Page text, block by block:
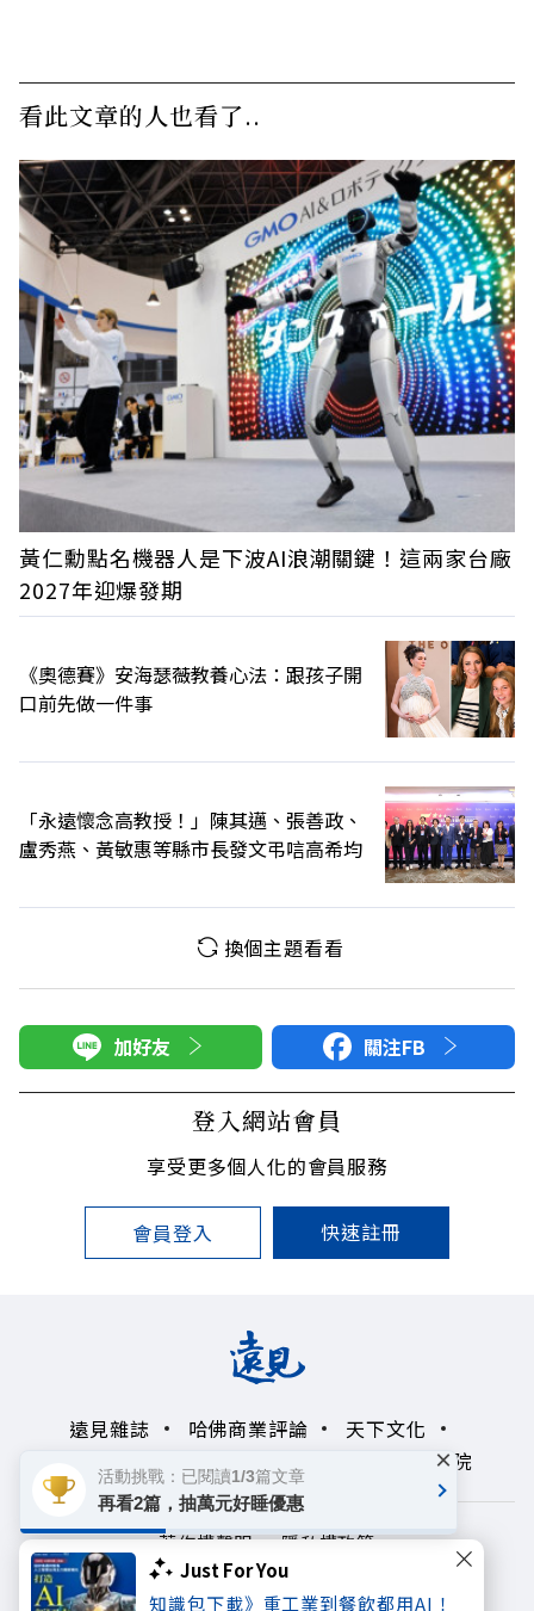
Just For You
知識包下載》重工業到餐飲都用AI！
看此文章的人也看了..
黃仁勳點名機器人是下波AI浪潮關鍵！這兩家台廠
2027年迎爆發期
《奧德賽》安海瑟薇教養心法：跟孩子開
口前先做一件事
「永遠懷念高教授！」陳其邁、張善政、
盧秀燕、黃敏惠等縣市長發文弔唁高希均
換個主題看看
加好友 關注FB
登入網站會員
享受更多個人化的會員服務
會員登入 快速註冊
遠見雜誌 哈佛商業評論
天下文化
未來親子學習平台
領導影響力學院
著作權聲明
隱私權政策
Copyright© 1999~2026
活動挑戰：已閱讀1/3篇文章
再看2篇，抽萬元好睡優惠
×